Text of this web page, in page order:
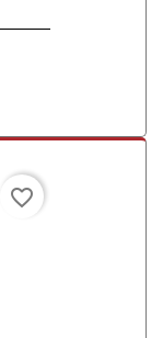
favorite_border